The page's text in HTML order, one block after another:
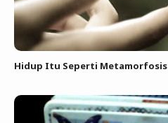
Hidup Itu Seperti Metamorfosis